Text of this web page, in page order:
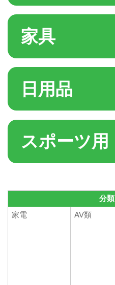
家具
日用品
スポーツ用
分類
家電
AV類